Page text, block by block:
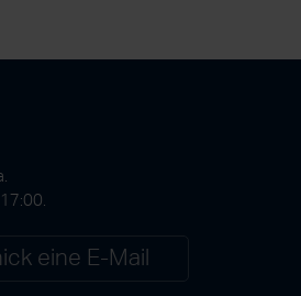
eine E-Mail